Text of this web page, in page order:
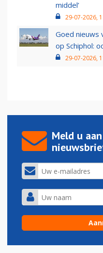
middel’
29-07-2026,
Goed nieuws
op Schiphol:
29-07-2026,
Meld u